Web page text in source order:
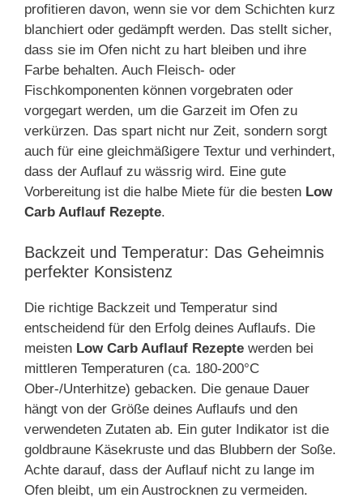
profitieren davon, wenn sie vor dem Schichten kurz
blanchiert oder gedämpft werden. Das stellt sicher,
dass sie im Ofen nicht zu hart bleiben und ihre
Farbe behalten. Auch Fleisch- oder
Fischkomponenten können vorgebraten oder
vorgegart werden, um die Garzeit im Ofen zu
verkürzen. Das spart nicht nur Zeit, sondern sorgt
auch für eine gleichmäßigere Textur und verhindert,
dass der Auflauf zu wässrig wird. Eine gute
Vorbereitung ist die halbe Miete für die besten Low
Carb Auflauf Rezepte.
Backzeit und Temperatur: Das Geheimnis
perfekter Konsistenz
Die richtige Backzeit und Temperatur sind
entscheidend für den Erfolg deines Auflaufs. Die
meisten Low Carb Auflauf Rezepte werden bei
mittleren Temperaturen (ca. 180-200°C
Ober-/Unterhitze) gebacken. Die genaue Dauer
hängt von der Größe deines Auflaufs und den
verwendeten Zutaten ab. Ein guter Indikator ist die
goldbraune Käsekruste und das Blubbern der Soße.
Achte darauf, dass der Auflauf nicht zu lange im
Ofen bleibt, um ein Austrocknen zu vermeiden.